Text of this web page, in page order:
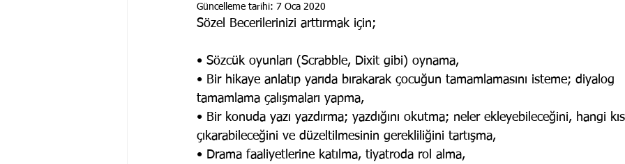
Güncelleme tarihi: 7 Oca 2020
Sözel Becerilerinizi arttırmak için;
• Sözcük oyunları (Scrabble, Dixit gibi) oynama,
• Bir hikaye anlatıp yarıda bırakarak çocuğun tamamlamasını isteme; diyalog
tamamlama çalışmaları yapma,
• Bir konuda yazı yazdırma; yazdığını okutma; neler ekleyebileceğini, hangi
çıkarabileceğini ve düzeltilmesinin gerekliliğini tartışma,
• Drama faaliyetlerine katılma, tiyatroda rol alma,